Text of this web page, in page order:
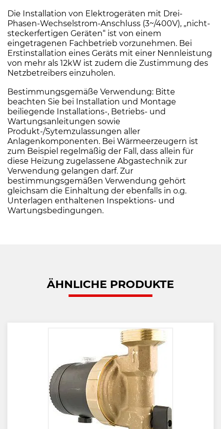
Die Installation von Elektrogeräten mit Drei-
Phasen-Wechselstrom-Anschluss (3~/400V), „nicht-
steckerfertigen Geräten“ ist von einem
eingetragenen Fachbetrieb vorzunehmen. Bei
Erstinstallation eines Geräts mit einer Nennleistung
von mehr als 12kW ist zudem die Zustimmung des
Netzbetreibers einzuholen.
Bestimmungsgemäße Verwendung: Bitte
beachten Sie bei Installation und Montage
beiliegende Installations-, Betriebs- und
Wartungsanleitungen sowie
Produkt-/Sytemzulassungen aller
Anlagenkomponenten. Bei Wärmeerzeugern ist
zum Beispiel regelmäßig der Fall, dass allein für
diese Heizung zugelassene Abgastechnik zur
Verwendung gelangen darf. Zur
bestimmungsgemäßen Verwendung gehört
gleichsam die Einhaltung der ebenfalls in o.g.
Unterlagen enthaltenen Inspektions- und
Wartungsbedingungen.
ÄHNLICHE PRODUKTE